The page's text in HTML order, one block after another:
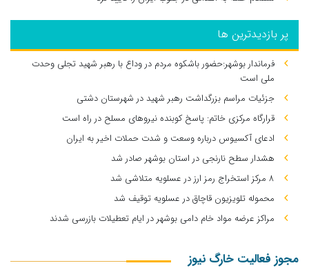
پر بازدیدترین ها
فرماندار بوشهر:حضور باشکوه مردم در وداع با رهبر شهید تجلی وحدت
ملی است
جزئیات مراسم بزرگداشت رهبر شهید در شهرستان دشتی
قرارگاه مرکزی خاتم: پاسخ کوبنده نیروهای مسلح در راه است
ادعای آکسیوس درباره وسعت و شدت حملات اخیر به ایران
هشدار سطح نارنجی در استان بوشهر صادر شد
۸ مرکز استخراج رمز ارز در عسلویه متلاشی شد
محموله تلویزیون قاچاق در عسلویه توقیف شد
مراکز عرضه مواد خام دامی بوشهر در ایام تعطیلات بازرسی شدند
مجوز فعالیت خارگ نیوز